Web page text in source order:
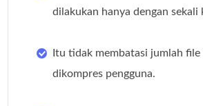
dilakukan hanya dengan sekali
Itu tidak membatasi jumlah file
dikompres pengguna.